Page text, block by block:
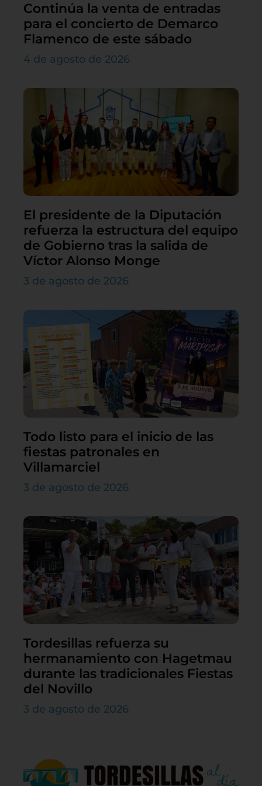
Continúa la venta de entradas
para el concierto de Demarco
Flamenco de este sábado
4 de agosto de 2026
El presidente de la Diputación
refuerza la estructura del equipo
de Gobierno tras la salida de
Víctor Alonso Monge
3 de agosto de 2026
Todo listo para el inicio de las
fiestas patronales en
Villamarciel
3 de agosto de 2026
Tordesillas refuerza su
hermanamiento con Hagetmau
durante las tradicionales Fiestas
del Novillo
3 de agosto de 2026